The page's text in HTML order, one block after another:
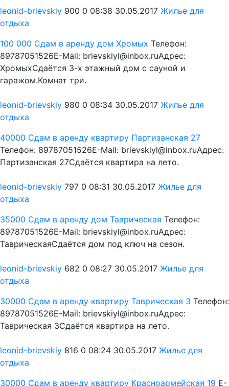
leonid-brievskiy 900 0 08:38 30.05.2017 Жилье для
отдыха
100 000 Сдам в аренду дом Хромых Телефон:
89787051526E-Mail: brievskiyl@inbox.ruАдрес:
ХромыхСдаётся 3-х этажный дом с сауной и
гаражом.Комнат три.
leonid-brievskiy 980 0 08:34 30.05.2017 Жилье для
отдыха
40000 Сдам в аренду квартиру Партизанская 27
Телефон: 89787051526E-Mail: brievskiyl@inbox.ruАдрес:
Партизанская 27Сдаётся квартира на лето.
leonid-brievskiy 797 0 08:31 30.05.2017 Жилье для
отдыха
35000 Сдам в аренду дом Таврическая Телефон:
89787051526E-Mail: brievskiyl@inbox.ruАдрес:
ТаврическаяСдаётся дом под ключ на сезон.
leonid-brievskiy 682 0 08:27 30.05.2017 Жилье для
отдыха
30000 Сдам в аренду квартиру Таврическая 3 Телефон:
89787051526E-Mail: brievskiyl@inbox.ruАдрес:
Таврическая 3Сдаётся квартира на лето.
leonid-brievskiy 816 0 08:24 30.05.2017 Жилье для
отдыха
30000 Сдам в аренду квартиру Красноармейская 19 E-